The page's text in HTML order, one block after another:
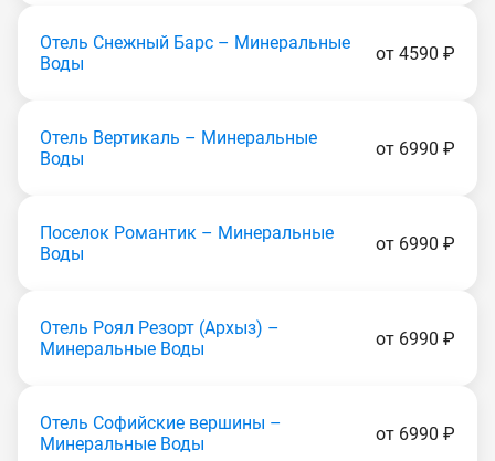
Отель Снежный Барс – Минеральные
Воды
от 4590 ₽
Отель Вертикаль – Минеральные
Воды
от 6990 ₽
Поселок Романтик – Минеральные
Воды
от 6990 ₽
Отель Роял Резорт (Apxыз) –
Минеральные Воды
от 6990 ₽
Отель Софийские вершины –
Минеральные Воды
от 6990 ₽